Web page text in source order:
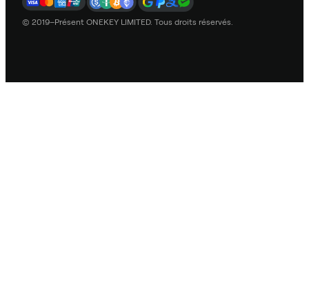
© 2019–Présent ONEKEY LIMITED. Tous droits réservés.